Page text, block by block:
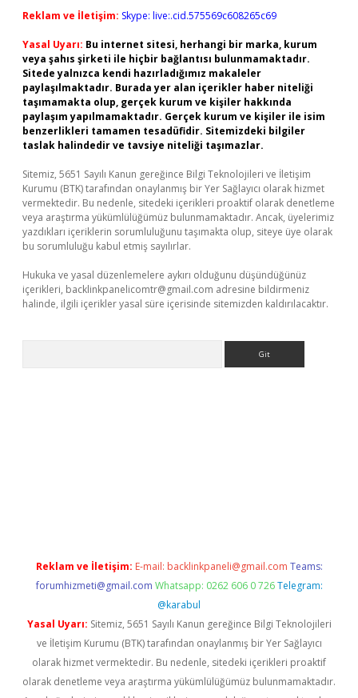
Reklam ve İletişim: Skype: live:.cid.575569c608265c69
Yasal Uyarı: Bu internet sitesi, herhangi bir marka, kurum
veya şahıs şirketi ile hiçbir bağlantısı bulunmamaktadır.
Sitede yalnızca kendi hazırladığımız makaleler
paylaşılmaktadır. Burada yer alan içerikler haber niteliği
taşımamakta olup, gerçek kurum ve kişiler hakkında
paylaşım yapılmamaktadır. Gerçek kurum ve kişiler ile isim
benzerlikleri tamamen tesadüfidir. Sitemizdeki bilgiler
taslak halindedir ve tavsiye niteliği taşımazlar.
Sitemiz, 5651 Sayılı Kanun gereğince Bilgi Teknolojileri ve İletişim
Kurumu (BTK) tarafından onaylanmış bir Yer Sağlayıcı olarak hizmet
vermektedir. Bu nedenle, sitedeki içerikleri proaktif olarak denetleme
veya araştırma yükümlülüğümüz bulunmamaktadır. Ancak, üyelerimiz
yazdıkları içeriklerin sorumluluğunu taşımakta olup, siteye üye olarak
bu sorumluluğu kabul etmiş sayılırlar.
Hukuka ve yasal düzenlemelere aykırı olduğunu düşündüğünüz
içerikleri, backlinkpanelicomtr@gmail.com adresine bildirmeniz
halinde, ilgili içerikler yasal süre içerisinde sitemizden kaldırılacaktır.
Reklam ve İletişim: E-mail: backlinkpaneli@gmail.com Teams:
forumhizmeti@gmail.com Whatsapp: 0262 606 0 726 Telegram:
@karabul
Yasal Uyarı: Sitemiz, 5651 Sayılı Kanun gereğince Bilgi Teknolojileri
ve İletişim Kurumu (BTK) tarafından onaylanmış bir Yer Sağlayıcı
olarak hizmet vermektedir. Bu nedenle, sitedeki içerikleri proaktif
olarak denetleme veya araştırma yükümlülüğümüz bulunmamaktadır.